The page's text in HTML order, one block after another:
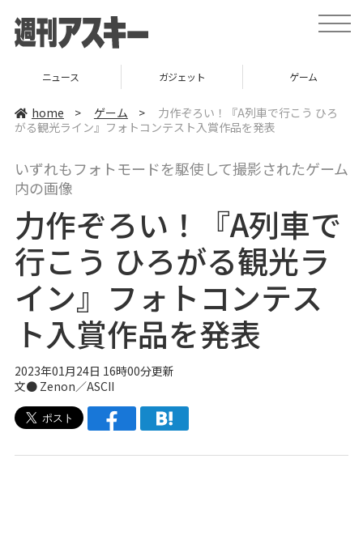
t
o
v
i
ニュース ガジェット ゲーム
home > ゲーム >
力作ぞろい！『A列車で行こう ひろ
がる観光ライン』フォトコンテスト入賞作品を発表
いずれもフォトモードを駆使して撮影されたゲーム
内の画像
力作ぞろい！『A列車で
行こう ひろがる観光ラ
イン』フォトコンテス
ト入賞作品を発表
2023年01月24日 16時00分更新
文● Zenon／ASCII